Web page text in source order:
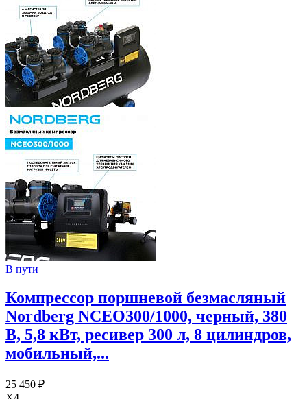
В пути
Компрессор поршневой безмасляный
Nordberg NCEO300/1000, черный, 380
В, 5,8 кВт, ресивер 300 л, 8 цилиндров,
мобильный,...
25 450 ₽